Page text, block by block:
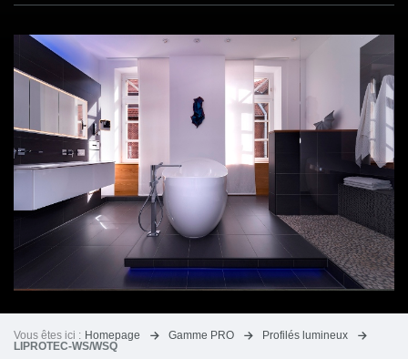
Vous êtes ici : Homepage Gamme PRO
Profilés lumineux
LIPROTEC-WS/WSQ